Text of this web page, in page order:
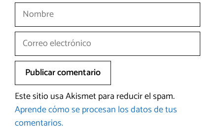
Nombre
Correo
electrónico
Este sitio usa Akismet para reducir el spam.
Aprende cómo se procesan los datos de tus
comentarios.